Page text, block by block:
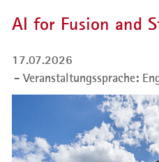
AI for Fusion and
17.07.2026
Veranstaltungssprache: